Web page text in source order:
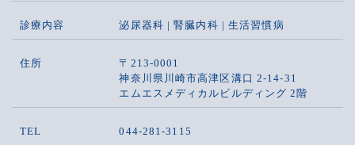
診療内容 泌尿器科 | 腎臓内科 | 生活習慣病
住所
〒213-0001
神奈川県川崎市高津区溝口 2-14-31
エムエスメディカルビルディング 2階
TEL 044-281-3115